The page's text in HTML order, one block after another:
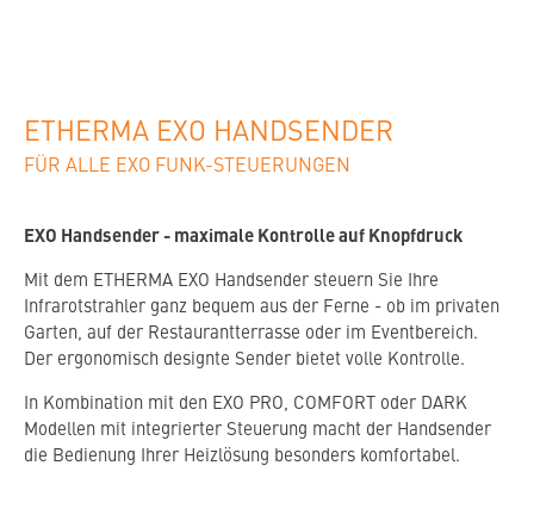
ETHERMA EXO HANDSENDER
FÜR ALLE EXO FUNK-STEUERUNGEN
EXO Handsender - maximale Kontrolle auf Knopfdruck
Mit dem ETHERMA EXO Handsender steuern Sie Ihre
Infrarotstrahler ganz bequem aus der Ferne - ob im privaten
Garten, auf der Restaurantterrasse oder im Eventbereich.
Der ergonomisch designte Sender bietet volle Kontrolle.
In Kombination mit den EXO PRO, COMFORT oder DARK
Modellen mit integrierter Steuerung macht der Handsender
die Bedienung Ihrer Heizlösung besonders komfortabel.